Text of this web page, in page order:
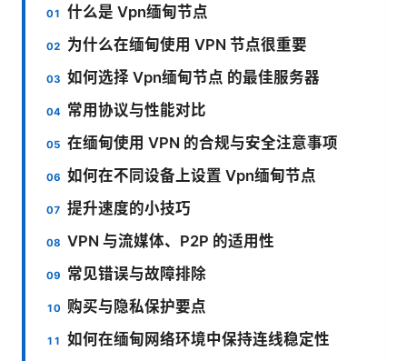
什么是 Vpn缅甸节点
为什么在缅甸使用 VPN 节点很重要
如何选择 Vpn缅甸节点 的最佳服务器
常用协议与性能对比
在缅甸使用 VPN 的合规与安全注意事项
如何在不同设备上设置 Vpn缅甸节点
提升速度的小技巧
VPN 与流媒体、P2P 的适用性
常见错误与故障排除
购买与隐私保护要点
如何在缅甸网络环境中保持连线稳定性